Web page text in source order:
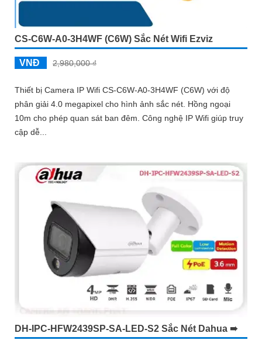
CS-C6W-A0-3H4WF (C6W) Sắc Nét Wifi Ezviz
VNĐ 2,980,000 ₫
Thiết bị Camera IP Wifi CS-C6W-A0-3H4WF (C6W) với độ
phân giải 4.0 megapixel cho hình ảnh sắc nét. Hồng ngoại
10m cho phép quan sát ban đêm. Công nghệ IP Wifi giúp truy
cập dễ...
DH-IPC-HFW2439SP-SA-LED-S2 Sắc Nét Dahua ➠